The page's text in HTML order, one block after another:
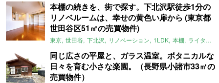
本棚の続きを、街で探す。下北沢駅徒歩1分の
リノベルームは、幸せの黄色い扉から (東京都
世田谷区51㎡の売買物件)
東京 世田谷 下北沢 リノベーション 1LDK 本棚 ライター：ほしりょうこ
同じ広さの平屋と、ガラス温室。ボタニカルな
日々を育む小さな楽園。（長野県小諸市33㎡の
売買物件）